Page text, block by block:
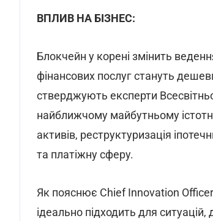
ВПЛИВ НА БІЗНЕС:
Блокчейн у корені змінить
фінансових послуг стануть
стверджують експерти
найближчому майбутньому
активів, реструктуризація
та платіжну сферу.
Як пояснює Chief Innovation
ідеально підходить для